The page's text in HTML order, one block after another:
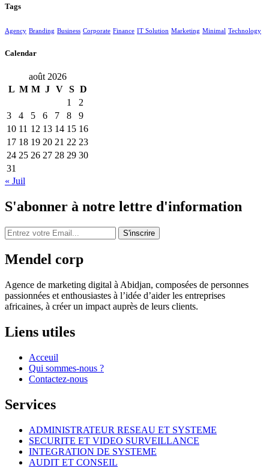
Tags
Agency Branding Business Corporate Finance IT Solution Marketing Minimal Technology
Calendar
août 2026
L M M J V S D
1
2
3
4 5 6 7 8
9
10 11 12 13 14 15 16
17 18 19 20 21 22 23
24 25 26 27 28 29 30
31
« Juil
S'abonner à notre lettre d'information
S'inscrire
Mendel corp
Agence de marketing digital à Abidjan, composées de personnes
passionnées et enthousiastes à l’idée d’aider les entreprises
africaines, à créer un impact auprès de leurs clients.
Liens utiles
Acceuil
Qui sommes-nous ?
Contactez-nous
Services
ADMINISTRATEUR RESEAU ET SYSTEME
SECURITE ET VIDEO SURVEILLANCE
INTEGRATION DE SYSTEME
AUDIT ET CONSEIL